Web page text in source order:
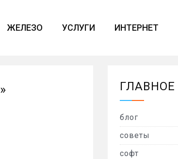
ЖЕЛЕЗО УСЛУГИ ИНТЕРНЕТ
ГЛАВНОЕ
блог
советы
софт